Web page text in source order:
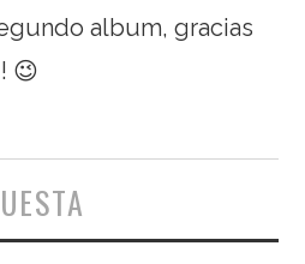
album, gracias
😉